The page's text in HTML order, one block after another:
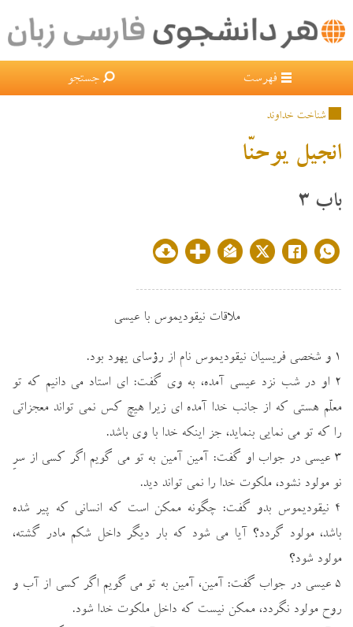
جستجو فهرست
شناخت خداوند
انجيل يوحنّا
باب ۳
ملاقات نيقوديموس با عيسي
۱ و شخصي فريسيان نيقوديموس نام از رؤساي يهود بود.
۲ او در شب نزد عيسي آمده، به وي گفت: اي استاد مي دانيم كه تو
معلّم هستي كه از جانب خدا آمده اي زيرا هيچ كس نمي تواند معجزاتي
را كه تو مي نمايي بنمايد، جز اينكه خدا با وي باشد.
۳ عيسي در جواب او گفت: آمين آمين به تو مي گويم اگر كسي از سرِ
نو مولود نشود، ملكوت خدا را نمي تواند ديد.
۴ نيقوديموس بدو گفت: چگونه ممكن است كه انساني كه پير شده
باشد، مولود گردد؟ آيا مي شود كه بار ديگر داخل شكم مادر گشته،
مولود شود؟
۵ عيسي در جواب گفت: آمين، آمين به تو مي گويم اگر كسي از آب و
روح مولود نگردد، ممكن نيست كه داخل ملكوت خدا شود.